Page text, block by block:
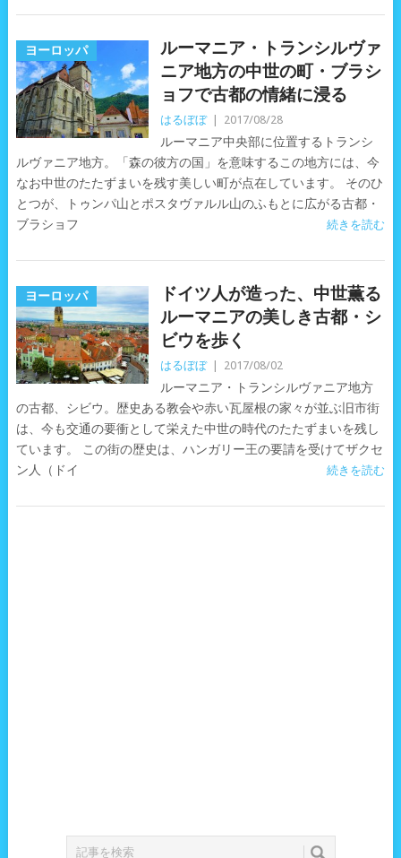
ヨーロッパ
ルーマニア・トランシルヴァ
ニア地方の中世の町・ブラシ
ョフで古都の情緒に浸る
はるぼぼ 2017/08/28
ルーマニア中央部に位置するトランシ
ルヴァニア地方。「森の彼方の国」を意味するこの地方には、今
なお中世のたたずまいを残す美しい町が点在しています。 そのひ
とつが、トゥンパ山とポスタヴァルル山のふもとに広がる古都・
ブラショフ
続きを読む
ヨーロッパ
ドイツ人が造った、中世薫る
ルーマニアの美しき古都・シ
ビウを歩く
はるぼぼ 2017/08/02
ルーマニア・トランシルヴァニア地方
の古都、シビウ。歴史ある教会や赤い瓦屋根の家々が並ぶ旧市街
は、今も交通の要衝として栄えた中世の時代のたたずまいを残し
ています。 この街の歴史は、ハンガリー王の要請を受けてザクセ
ン人（ドイ
続きを読む